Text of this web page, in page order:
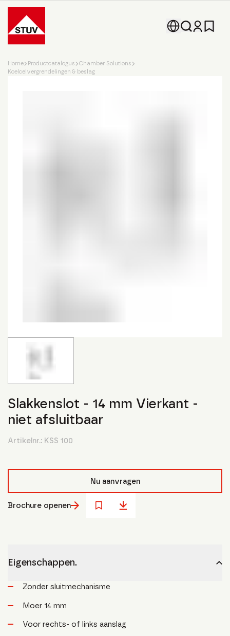
Go To the Homepage
Home Productcatalogus
Chamber Solutions
Koelcelvergrendelingen & beslag
Slakkenslot - 14 mm Vierkant -
niet afsluitbaar
Artikelnr.: KSS 100
Nu aanvragen
Brochure openen
Eigenschappen.
Zonder sluitmechanisme
Moer 14 mm
Voor rechts- of links aanslag